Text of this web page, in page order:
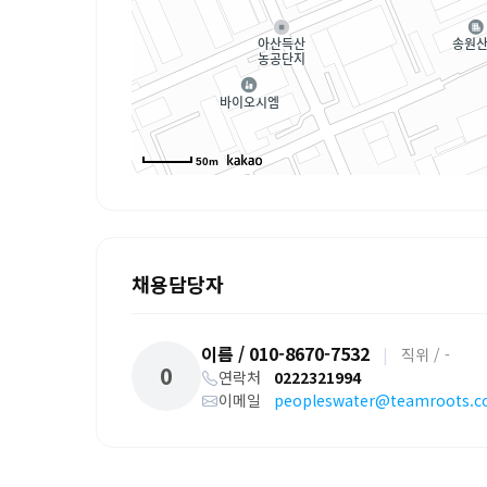
50m
채용담당자
0
이름 / 010-8670-7532 |
직위 / -
연락처 0222321994
이메일